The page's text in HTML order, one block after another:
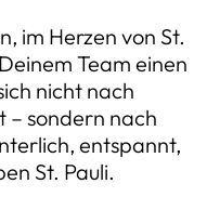
im Herzen von St.
Team einen
nicht nach
sondern nach
entspannt,
St. Pauli.